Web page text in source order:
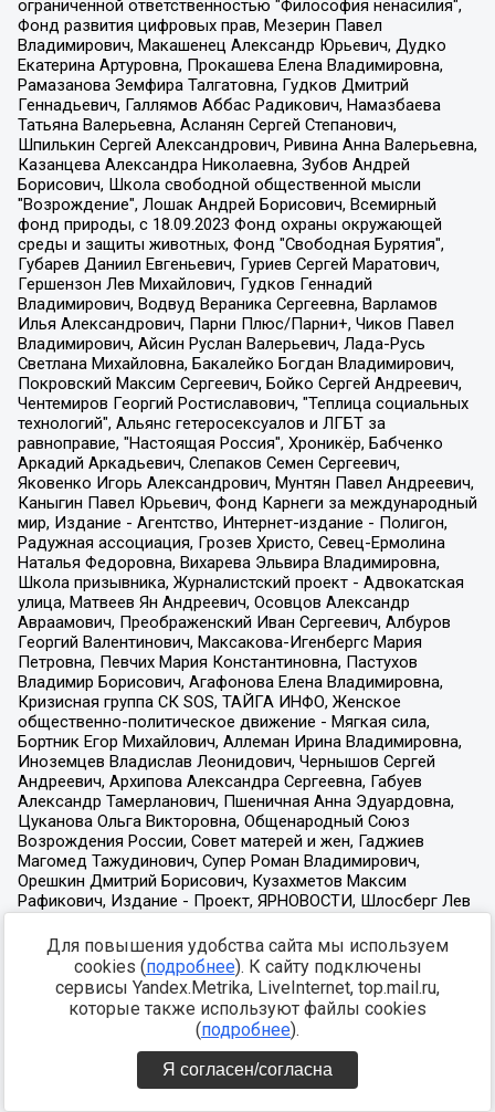
Для повышения удобства сайта мы используем
cookies (подробнее). К сайту подключены
сервисы Yandex.Metrika, LiveInternet, top.mail.ru,
которые также используют файлы cookies
(подробнее).
Я согласен/согласна